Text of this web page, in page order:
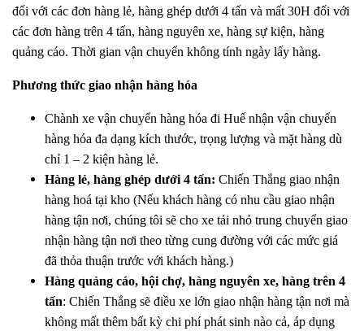
đối với các đơn hàng lẻ, hàng ghép dưới 4 tấn và mất 30H đối với
các đơn hàng trên 4 tấn, hàng nguyên xe, hàng sự kiện, hàng
quảng cáo. Thời gian vận chuyển không tính ngày lấy hàng.
Phương thức giao nhận hàng hóa
Chành xe vận chuyển hàng hóa đi Huế nhận vận chuyển
hàng hóa đa dạng kích thước, trọng lượng và mặt hàng dù
chỉ 1 – 2 kiện hàng lẻ.
Hàng lẻ, hàng ghép dưới 4 tấn: Chiến Thắng giao nhận
hàng hoá tại kho (Nếu khách hàng có nhu cầu giao nhận
hàng tận nơi, chúng tôi sẽ cho xe tải nhỏ trung chuyển giao
nhận hàng tận nơi theo từng cung đường với các mức giá
đã thỏa thuận trước với khách hàng.)
Hàng quảng cáo, hội chợ, hàng nguyên xe, hàng trên 4
tấn: Chiến Thắng sẽ điều xe lớn giao nhận hàng tận nơi mà
không mất thêm bất kỳ chi phí phát sinh nào cả, áp dụng